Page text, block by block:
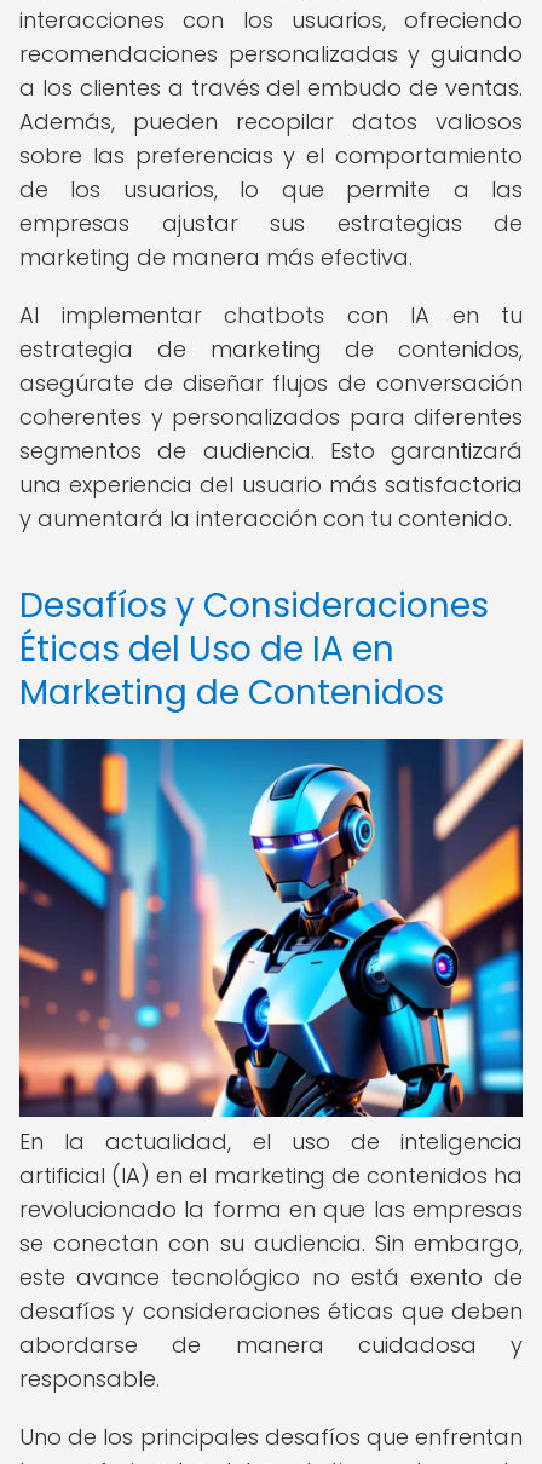
interacciones con los usuarios, ofreciendo
recomendaciones personalizadas y guiando
a los clientes a través del embudo de ventas.
Además, pueden recopilar datos valiosos
sobre las preferencias y el comportamiento
de los usuarios, lo que permite a las
empresas ajustar sus estrategias de
marketing de manera más efectiva.
Al implementar chatbots con IA en tu
estrategia de marketing de contenidos,
asegúrate de diseñar flujos de conversación
coherentes y personalizados para diferentes
segmentos de audiencia. Esto garantizará
una experiencia del usuario más satisfactoria
y aumentará la interacción con tu contenido.
Desafíos y Consideraciones
Éticas del Uso de IA en
Marketing de Contenidos
En la actualidad, el uso de inteligencia
artificial (IA) en el marketing de contenidos ha
revolucionado la forma en que las empresas
se conectan con su audiencia. Sin embargo,
este avance tecnológico no está exento de
desafíos y consideraciones éticas que deben
abordarse de manera cuidadosa y
responsable.
Uno de los principales desafíos que enfrentan